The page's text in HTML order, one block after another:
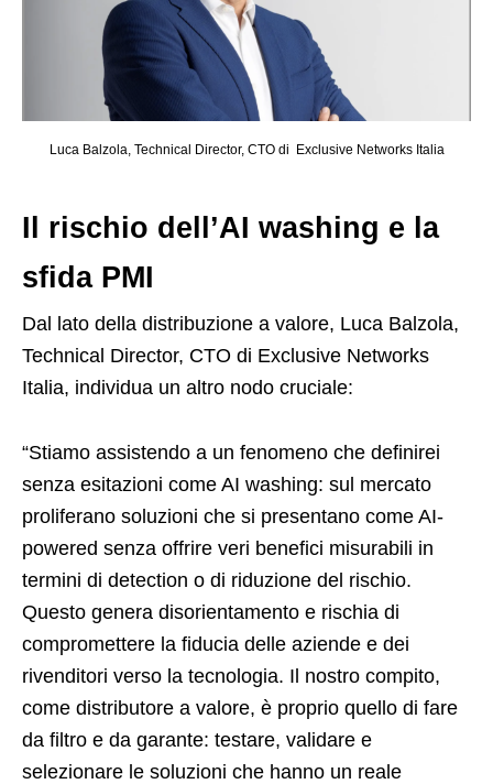
Luca Balzola, Technical Director, CTO di Exclusive Networks Italia
Il rischio dell’AI washing e la
sfida PMI
Dal lato della distribuzione a valore, Luca Balzola,
Technical Director, CTO di Exclusive Networks
Italia, individua un altro nodo cruciale:
“Stiamo assistendo a un fenomeno che definirei
senza esitazioni come AI washing: sul mercato
proliferano soluzioni che si presentano come AI-
powered senza offrire veri benefici misurabili in
termini di detection o di riduzione del rischio.
Questo genera disorientamento e rischia di
compromettere la fiducia delle aziende e dei
rivenditori verso la tecnologia. Il nostro compito,
come distributore a valore, è proprio quello di fare
da filtro e da garante: testare, validare e
selezionare le soluzioni che hanno un reale